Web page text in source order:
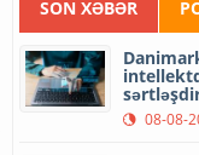
SON XƏBƏR
08-08-